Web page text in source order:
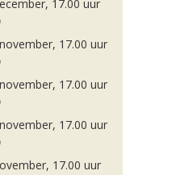
17.00 uur
17.00 uur
17.00 uur
17.00 uur
17.00 uur